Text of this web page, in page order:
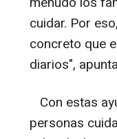
cuidar. Por
concreto que
diarios",
Con estas
personas